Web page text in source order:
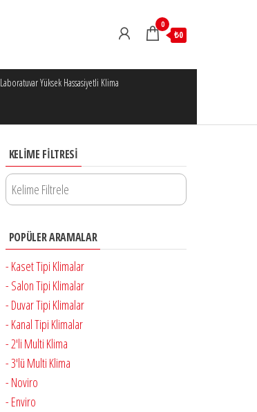
0
₺0
Laboratuvar Yüksek Hassasiyetli Klima
KELIME FILTRESI
POPÜLER ARAMALAR
- Kaset Tipi Klimalar
- Salon Tipi Klimalar
- Duvar Tipi Klimalar
- Kanal Tipi Klimalar
- 2'li Multi Klima
- 3'lü Multi Klima
- Noviro
- Enviro